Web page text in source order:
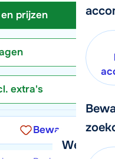
We
prijzen
extra's
Bewaren